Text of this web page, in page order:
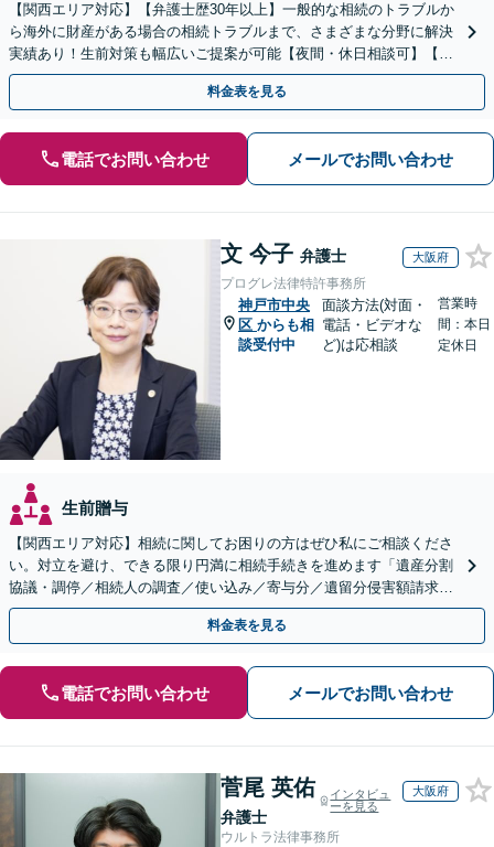
【関西エリア対応】【弁護士歴30年以上】一般的な相続のトラブルか
ら海外に財産がある場合の相続トラブルまで、さまざまな分野に解決
実績あり！生前対策も幅広いご提案が可能【夜間・休日相談可】【完
全個室】
料金表を見る
電話でお問い合わせ メールでお問い合わせ
文 今子 弁護士 大阪府
プログレ法律特許事務所
神戸市中央
区 からも相
談受付中
面談方法(対面・
電話・ビデオな
ど)は応相談
営業時
間：本日
定休日
生前贈与
【関西エリア対応】相続に関してお困りの方はぜひ私にご相談くださ
い。対立を避け、できる限り円満に相続手続きを進めます「遺産分割
協議・調停／相続人の調査／使い込み／寄与分／遺留分侵害額請求／
相続放棄（借金の相続）／遺言書作成【休日・夜間相談可】
料金表を見る
電話でお問い合わせ メールでお問い合わせ
菅尾 英佑
弁護士
インタビュ
ーを見る
大阪府
ウルトラ法律事務所